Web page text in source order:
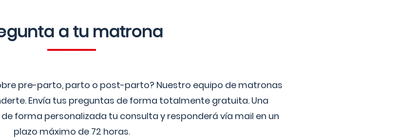
a tu matrona
pre-parto, parto o post-parto? Nuestro equipo de matronas
Envía tus preguntas de forma totalmente gratuita. Una
forma personalizada tu consulta y responderá vía mail en un
plazo máximo de 72 horas.